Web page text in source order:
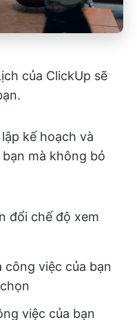
của ClickUp sẽ
kế hoạch và
mà không bỏ
đổi chế độ xem
công việc của bạn
việc của bạn